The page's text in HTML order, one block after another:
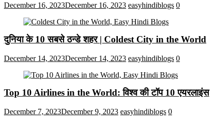
December 16, 2023December 16, 2023 easyhindiblogs 0
दुनिया के 10 सबसे ठन्डे शहर | Coldest City in the World
December 14, 2023December 14, 2023 easyhindiblogs 0
Top 10 Airlines in the World: विश्व की टॉप 10 एयरलाइंस
December 7, 2023December 9, 2023 easyhindiblogs 0